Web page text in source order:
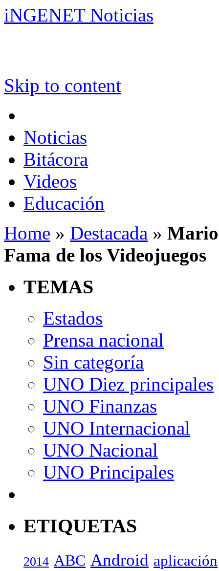
iNGENET Noticias
Skip to content
Noticias
Bitácora
Videos
Educación
Home » Destacada » Mario
Fama de los Videojuegos
TEMAS
Estados
Prensa nacional
Sin categoría
UNO Diez principales
UNO Finanzas
UNO Internacional
UNO Nacional
UNO Principales
ETIQUETAS
2014 ABC Android aplicación